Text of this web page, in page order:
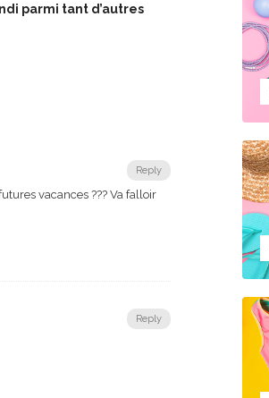
parmi tant d’autres
Reply
vacances ??? Va falloir
Reply